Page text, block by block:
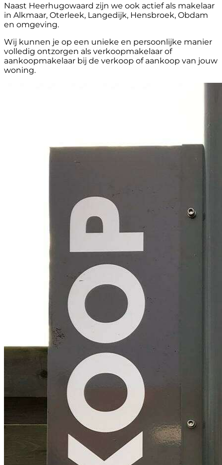
Naast Heerhugowaard zijn we ook actief als makelaar
in Alkmaar, Oterleek, Langedijk, Hensbroek, Obdam
en omgeving.
Wij kunnen je op een unieke en persoonlijke manier
volledig ontzorgen als verkoopmakelaar of
aankoopmakelaar bij de verkoop of aankoop van jouw
woning.